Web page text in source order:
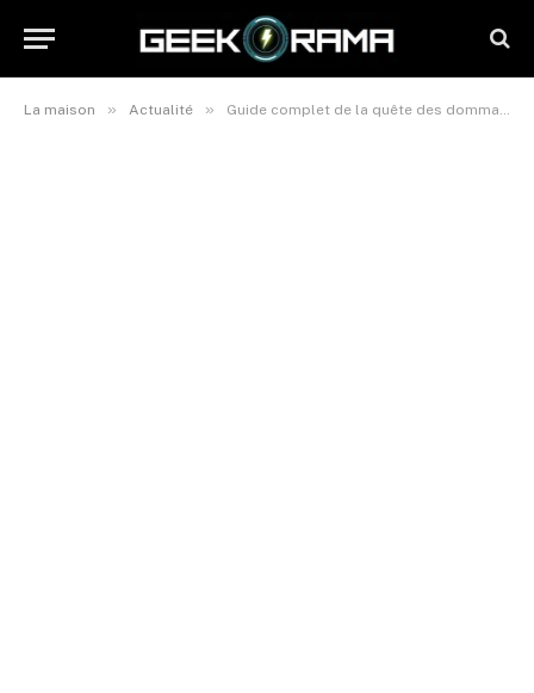
La maison » Actualité » Guide complet de la quête des dommages collatéraux dans Disney Dreamlight Valley